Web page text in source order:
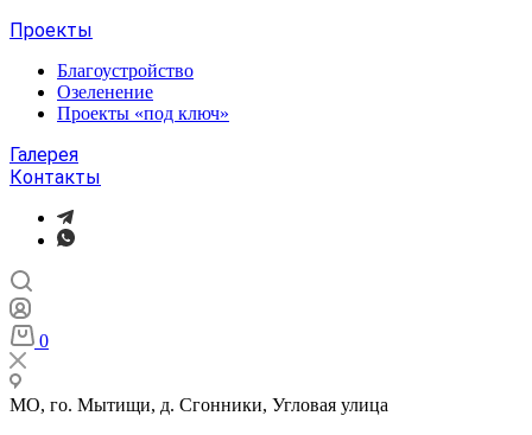
Проекты
Благоустройство
Озеленение
Проекты «под ключ»
Галерея
Контакты
0
МО, го. Мытищи, д. Сгонники, Угловая улица